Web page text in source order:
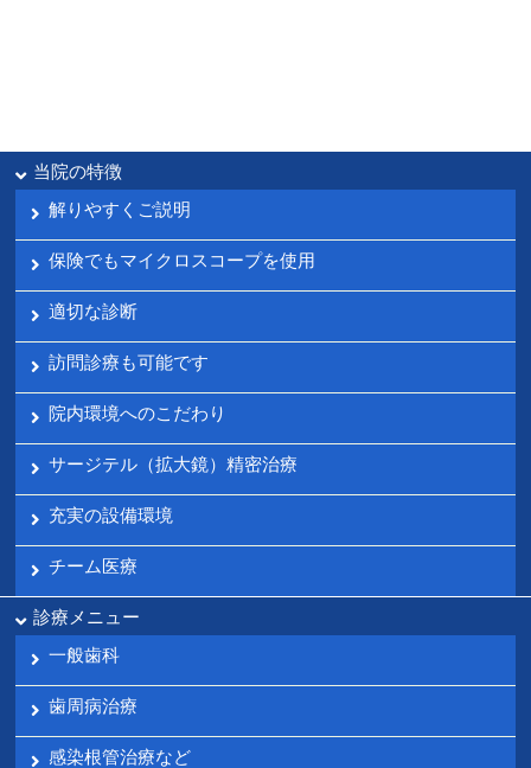
当院の特徴
解りやすくご説明
保険でもマイクロスコープを使用
適切な診断
訪問診療も可能です
院内環境へのこだわり
サージテル（拡大鏡）精密治療
充実の設備環境
チーム医療
診療メニュー
一般歯科
歯周病治療
感染根管治療など